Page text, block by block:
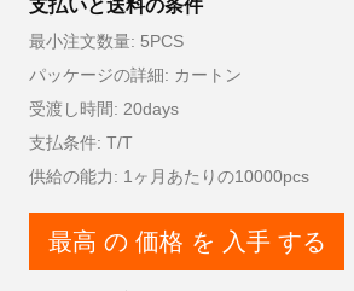
支払いと送料の条件
最小注文数量: 5PCS
パッケージの詳細: カートン
受渡し時間: 20days
支払条件: T/T
供給の能力: 1ヶ月あたりの10000pcs
最高 の 価格 を 入手 する